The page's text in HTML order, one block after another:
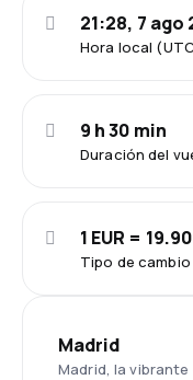
Hora local
21:28, 7 ago
Duración del
9 h 30 min
Tipo de cambio
1 EUR =
Madrid
Madrid, la